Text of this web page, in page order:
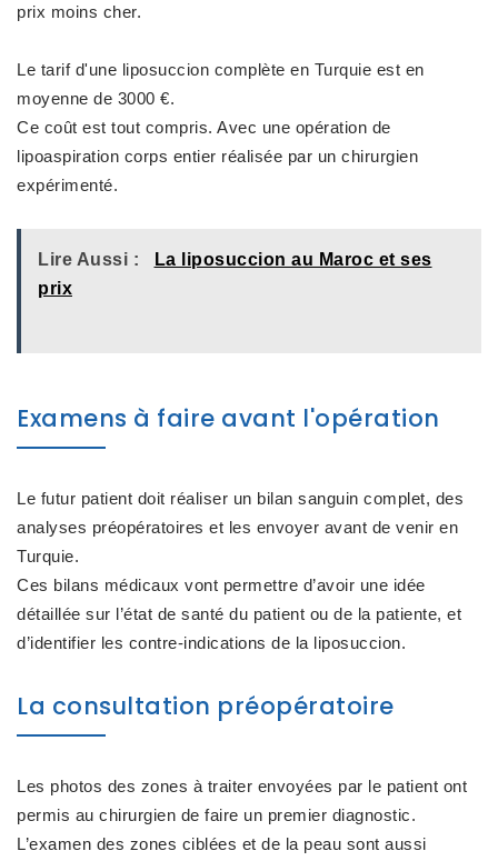
prix moins cher.
Le tarif d'une liposuccion complète en Turquie est en
moyenne de 3000 €.
Ce coût est tout compris. Avec une opération de
lipoaspiration corps entier réalisée par un chirurgien
expérimenté.
Lire Aussi :
La liposuccion au Maroc et ses
prix
Examens à faire avant l'opération
Le futur patient doit réaliser un bilan sanguin complet, des
analyses préopératoires et les envoyer avant de venir en
Turquie.
Ces bilans médicaux vont permettre d’avoir une idée
détaillée sur l’état de santé du patient ou de la patiente, et
d’identifier les contre-indications de la liposuccion.
La consultation préopératoire
Les photos des zones à traiter envoyées par le patient ont
permis au chirurgien de faire un premier diagnostic.
L’examen des zones ciblées et de la peau sont aussi